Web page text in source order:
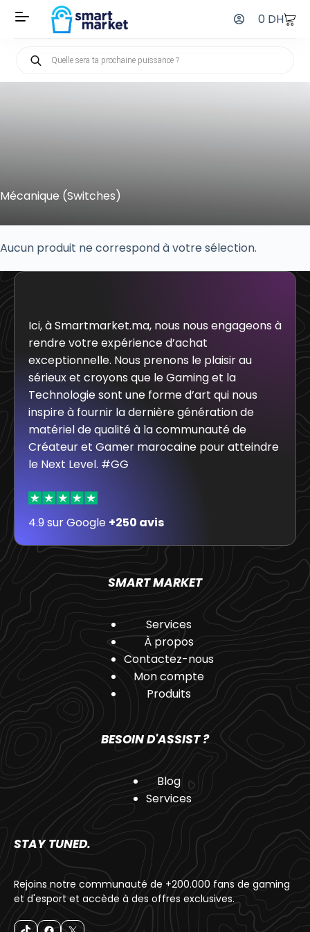
0 DH
Mécanique (Switches)
Aucun produit ne correspond à votre sélection.
Ici, à Smartmarket.ma, nous nous engageons à
rendre votre expérience d’achat
exceptionnelle. Nous prenons le plaisir au
sérieux et croyons que le Gaming et la
Technologie sont une forme d’art qui nous
inspire à fournir la dernière génération de
matériel de qualité à la communauté de
Créateur et Gamer marocaine pour atteindre
le Next Level. #GG
4.9 sur Google +250 avis
SMART MARKET
Services
À propos
Contactez-nous
Mon compte
Produits
BESOIN D'ASSIST ?
Blog
Services
STAY TUNED.
Rejoins notre communauté de +200.000 fans de gaming
et d'esport et accède à des offres exclusives.